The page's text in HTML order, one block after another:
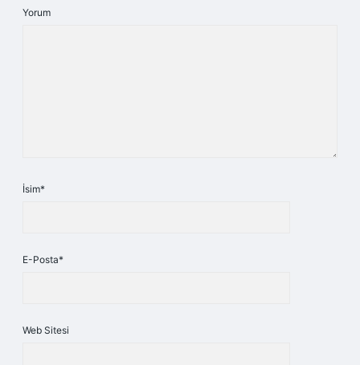
Yorum
İsim*
E-Posta*
Web Sitesi